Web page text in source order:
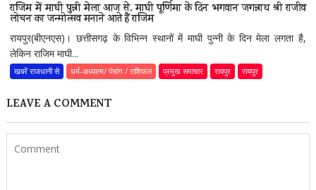
राजिम में माघी पुन्नी मेला आज से, माघी पूर्णिमा के दिन भगवान जगन्नाथ श्री राजीव
लोचन का जन्मोत्सव मनाने आते हैं राजिम
रायपुर(बीएनएस)। छत्तीसगढ़ के विभिन्न स्थानों में माघी पुन्नी के दिन मेला लगता है,
लेकिन राजिम माघी...
खबरें राजधानी से धर्म-अध्यात्म/ पंचांग / राशिफल प्रमुख समाचार रायपुर रायपुर
LEAVE A COMMENT